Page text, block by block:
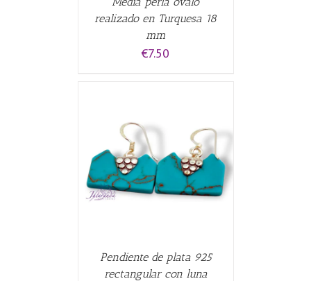
realizado en Turquesa 18
mm
€7.50
Pendiente de plata 925
rectangular con luna